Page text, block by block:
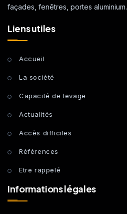
façades, fenêtres, portes aluminium.
Liens utiles
Accueil
La société
Capacité de levage
Actualités
Accès difficiles
Références
Etre rappelé
Informations légales